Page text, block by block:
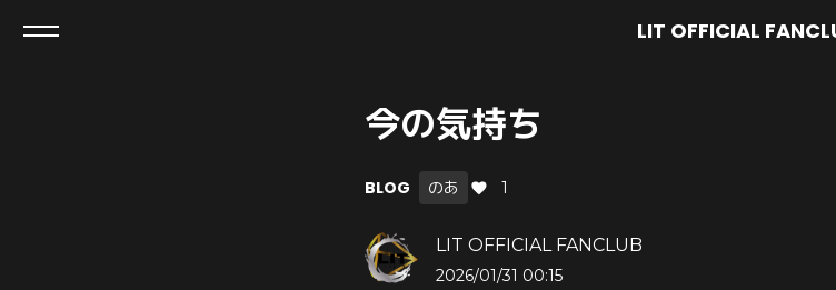
LIT OFFICIAL
今の気持ち
BLOG のあ 1
LIT OFFICIAL FANCLUB
2026/01/31 00:15